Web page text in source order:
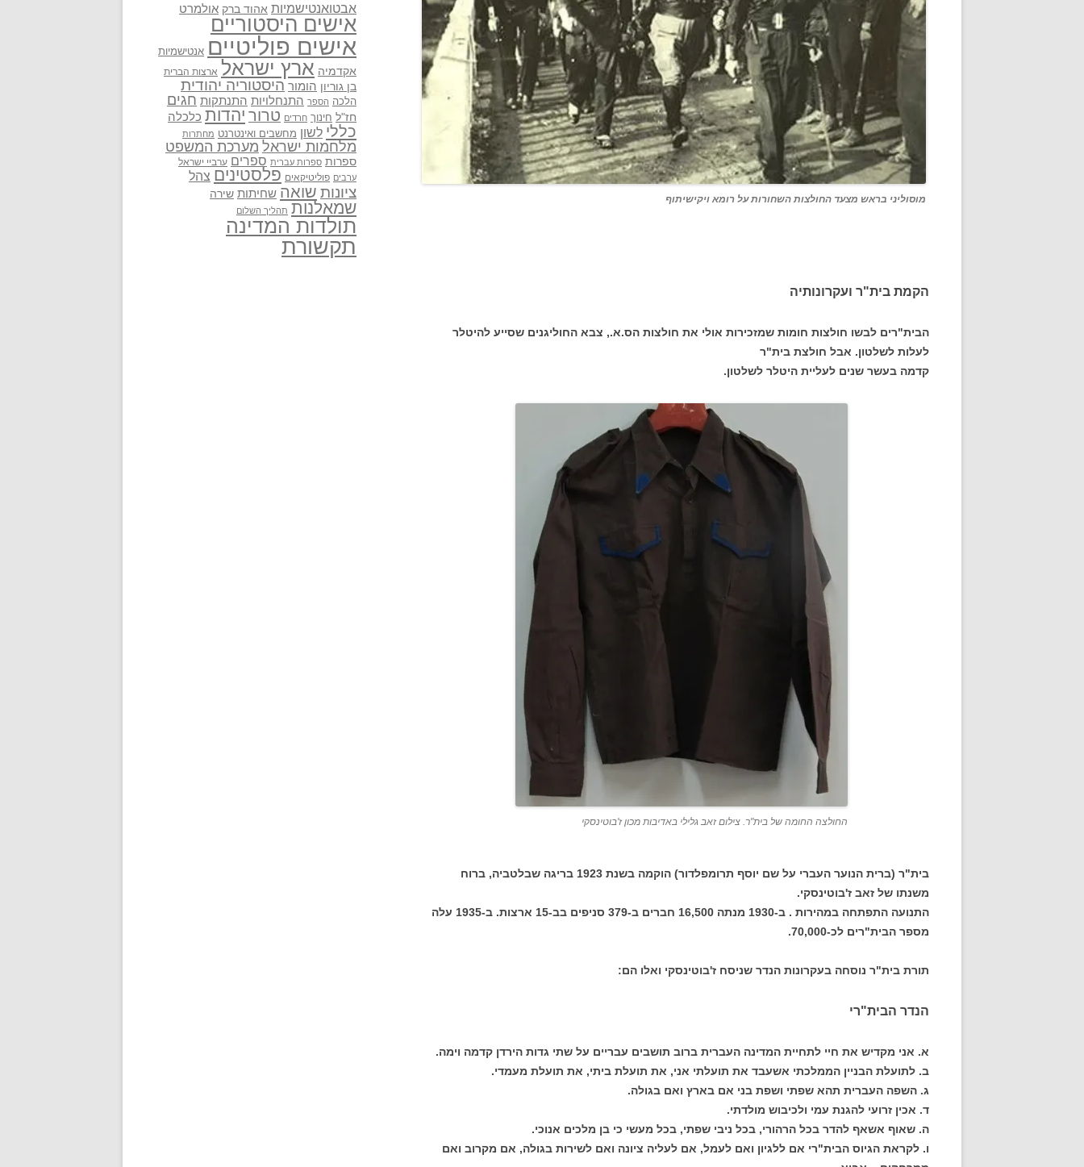
מוסוליני בראש מצעד החולצות השחורות על רומא ויקישיתוף
הקמת בית"ר ועקרונותיה
הבית"רים לבשו חולצות חומות שמזכירות אולי את חולצות הס.א., צבא החוליגנים שסייע להיטלר
לעלות לשלטון. אבל חולצת בית"ר
קדמה בעשר שנים לעליית היטלר לשלטון.
החולצה החומה של בית"ר. צילום זאב גלילי באדיבות מכון ז'בוטינסקי
בית"ר (ברית הנוער העברי על שם יוסף תרומפלדור) הוקמה בשנת 1923 בריגה שבלטביה, ברוח
משנתו של זאב ז'בוטינסקי.
התנועה התפתחה במהירות . ב-1930 מנתה 16,500 חברים ב-379 סניפים בב-15 ארצות. ב-1935 עלה
מספר הבית"רים לכ-70,000.
תורת בית"ר נוסחה בעקרונות הנדר שניסח ז'בוטינסקי ואלו הם:
הנדר הבית"רי
א. אני מקדיש את חיי לתחיית המדינה העברית ברוב תושבים עבריים על שתי גדות הירדן קדמה וימה.
ב. לתועלת הבניין הממלכתי אשעבד את תועלתי אני, את תועלת ביתי, את תועלת מעמדי.
ג. השפה העברית תהא שפתי ושפת בני אם בארץ ואם בגולה.
ד. אכין זרועי להגנת עמי ולכיבוש מולדתי.
ה. שאוף אשאף להדר בכל הרהורי, בכל ניבי שפתי, בכל מעשי כי בן מלכים אנוכי.
ו. לקראת הגיוס הבית"רי אם ללגיון ואם לעמל, אם לעליה ציונה ואם לשירות בגולה, אם מקרוב ואם
אבטואנטישמיות אהוד ברק אולמרט
אישים היסטוריים
אישים פוליטיים אנטישמיות
אקדמיה ארץ ישראל ארצות הברית
בן גוריון הומור היסטוריה יהודית
הלכה הספר התנחלויות התנתקות חגים
חז"ל חינוך חרדים טרור יהדות כלכלה
כללי לשון מחשבים ואינטרנט מחתרות
מלחמות ישראל מערכת המשפט
ספרות ספרות עברית ספרים ערביי ישראל
ערבים פוליטיקאים פלסטינים צהל
ציונות שואה שחיתות שירה
שמאלנות תהליך השלום
תולדות המדינה
תקשורת